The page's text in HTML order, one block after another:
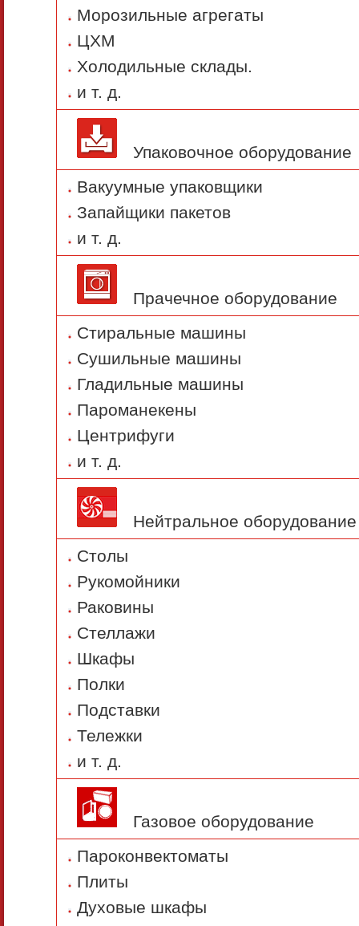
Морозильные агрегаты
ЦХМ
Холодильные склады.
и т. д.
Упаковочное оборудование
Вакуумные упаковщики
Запайщики пакетов
и т. д.
Прачечное оборудование
Стиральные машины
Сушильные машины
Гладильные машины
Пароманекены
Центрифуги
и т. д.
Нейтральное оборудование
Столы
Рукомойники
Раковины
Стеллажи
Шкафы
Полки
Подставки
Тележки
и т. д.
Газовое оборудование
Пароконвектоматы
Плиты
Духовые шкафы